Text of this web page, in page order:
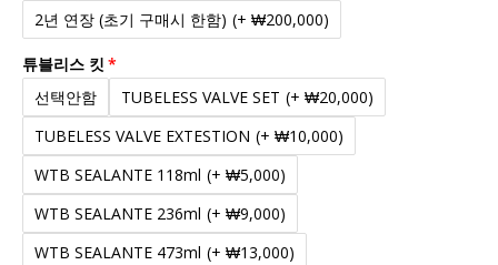
2년 연장 (초기 구매시 한함) (+ ₩200,000)
튜블리스 킷
선택안함
TUBELESS VALVE SET (+ ₩20,000)
TUBELESS VALVE EXTESTION (+ ₩10,000)
WTB SEALANTE 118ml (+ ₩5,000)
WTB SEALANTE 236ml (+ ₩9,000)
WTB SEALANTE 473ml (+ ₩13,000)